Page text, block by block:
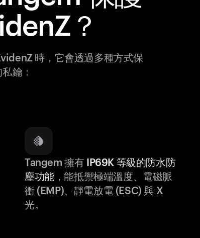
？
時，它會透過多種方式保
鑰：
Tangem 擁有 IP69K 等級的防水防
塵功能，能抵禦極端溫度、電磁脈
衝 (EMP)、靜電放電 (ESC) 與 X
光。